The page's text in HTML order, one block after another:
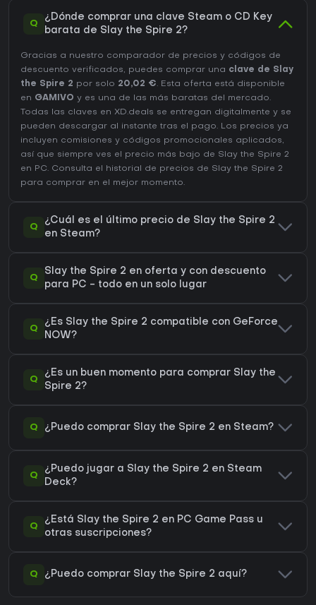
Q
¿Dónde comprar una clave Steam o CD Key
barata de Slay the Spire 2?
Gracias a nuestro comparador de precios y códigos de
descuento verificados, puedes comprar una clave de Slay
the Spire 2 por solo 20,02 €. Esta oferta está disponible
en GAMIVO y es una de las más baratas del mercado.
Todas las claves en XD.deals se entregan digitalmente y se
pueden descargar al instante tras el pago. Los precios ya
incluyen comisiones y códigos promocionales aplicados,
así que siempre ves el precio más bajo de Slay the Spire 2
en PC. Consulta el
historial de precios de Slay the Spire 2
para comprar en el mejor momento.
Q
¿Cuál es el último precio de Slay the Spire 2
en Steam?
Q
Slay the Spire 2 en oferta y con descuento
para PC - todo en un solo lugar
Q
¿Es Slay the Spire 2 compatible con GeForce
NOW?
Q
¿Es un buen momento para comprar Slay the
Spire 2?
Q ¿Puedo comprar Slay the Spire 2 en Steam?
Q
¿Puedo jugar a Slay the Spire 2 en Steam
Deck?
Q
¿Está Slay the Spire 2 en PC Game Pass u
otras suscripciones?
Q ¿Puedo comprar Slay the Spire 2 aquí?